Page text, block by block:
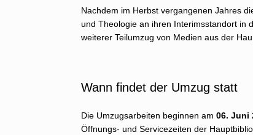
Nachdem im Herbst vergangenen Jahres
und Theologie an ihren Interimsstandort in
weiterer Teilumzug von Medien aus der
Wann findet der Umzug statt
Die Umzugsarbeiten beginnen am 06. Juni
Öffnungs- und Servicezeiten der